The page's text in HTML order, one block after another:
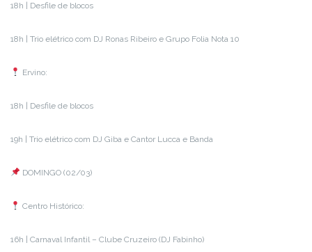
18h | Desfile de blocos
18h | Trio elétrico com DJ Ronas Ribeiro e Grupo Folia Nota 10
Ervino:
18h | Desfile de blocos
19h | Trio elétrico com DJ Giba e Cantor Lucca e Banda
DOMINGO (02/03)
Centro Histórico:
16h | Carnaval Infantil – Clube Cruzeiro (DJ Fabinho)